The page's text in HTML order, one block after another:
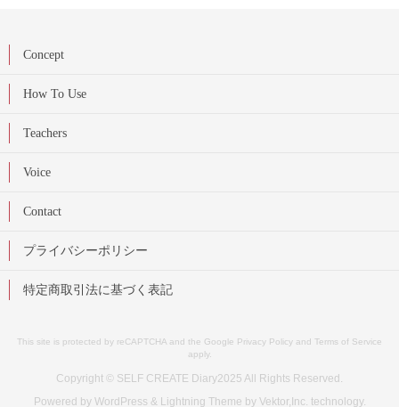
Concept
How To Use
Teachers
Voice
Contact
プライバシーポリシー
特定商取引法に基づく表記
This site is protected by reCAPTCHA and the Google Privacy Policy and Terms of Service
apply.
Copyright © SELF CREATE Diary2025 All Rights Reserved.
Powered by WordPress & Lightning Theme by Vektor,Inc. technology.